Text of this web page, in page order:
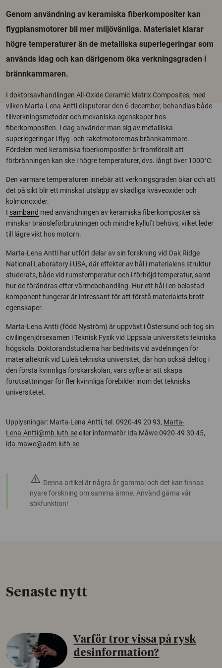
Genom användning av keramiska fiberkompositer kan
flygplansmotorer bli mer miljövänliga. Materialet klarar
högre temperaturer än de metalliska superlegeringar som
används idag och kan därigenom öka verkningsgraden i
brännkammaren.
I doktorsavhandlingen All-Oxide Ceramic Matrix Composites, med
vilken Marta-Lena Antti disputerar den 6 december, behandlas både
tillverkningsmetoder och mekaniska egenskaper hos
fiberkompositen. I dag använder man sig av metalliska
superlegeringar i flyg- och raketmotorernas brännkammare.
Fördelen med keramiska fiberkompositer är framförallt att
förbränningen kan ske i högre temperaturer, dvs. långt över 1000°C.
Den varmare temperaturen innebär att verkningsgraden ökar och att
det på sikt blir ett minskat utsläpp av skadliga kväveoxider och
kolmonoxider.
I samband med användningen av keramiska fiberkompositer så
minskar bränsleförbrukningen och mindre kylluft behövs, vilket leder
till lägre vikt hos motorn.
Marta-Lena Antti har utfört delar av sin forskning vid Oak Ridge
National Laboratory i USA, där effekter av hål i materialens struktur
studerats, både vid rumstemperatur och i förhöjd temperatur, samt
hur de förändras efter värmebehandling. Hur ett hål i en belastad
komponent fungerar är intressant för att förstå materialets brott
egenskaper.
Marta-Lena Antti (född Nyström) är uppväxt i Östersund och tog sin
civilingenjörsexamen i Teknisk Fysik vid Uppsala universitets tekniska
högskola. Doktorandstudierna har bedrivits vid avdelningen för
materialteknik vid Luleå tekniska universitet, där hon också deltog i
den första kvinnliga forskarskolan, vars syfte är att skapa
förutsättningar för fler kvinnliga förebilder inom det tekniska
universitetet.
Upplysningar: Marta-Lena Antti, tel. 0920-49 20 93, Marta-
Lena.Antti@mb.luth.seeller informatör Ida Måwe 0920-49 30 45,
ida.mawe@adm.luth.se
warning Denna artikel är några år gammal och det kan finnas
nyare forskning om samma ämne. Använd gärna vår
sökfunktion!
Senaste nytt
Varför tror vissa på rysk
desinformation?